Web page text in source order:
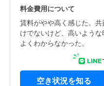
料金費用について
賃料がやや高く感じた。
けでないけど、高いよう
よくわからなかった。
LINE
空き状況を知る